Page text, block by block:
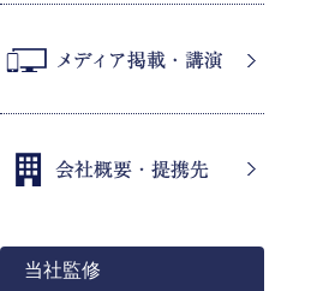
当社監修